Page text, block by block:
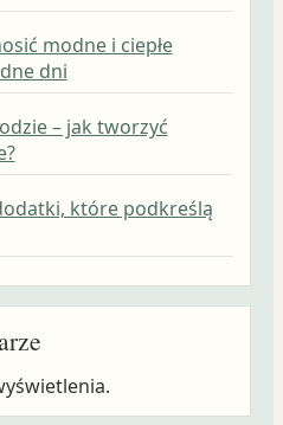
modne i ciepłe
dni
– jak tworzyć
które podkreślą